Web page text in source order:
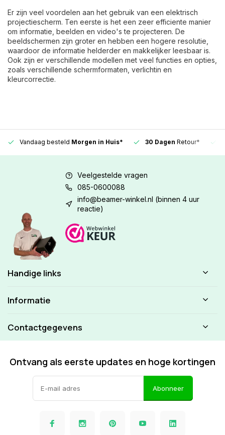
Er zijn veel voordelen aan het gebruik van een elektrisch
projectiescherm. Ten eerste is het een zeer efficiente manier
om informatie, beelden en video's te projecteren. De
beeldschermen zijn groter en hebben een hogere resolutie,
waardoor de informatie helderder en makkelijker leesbaar is.
Ook zijn er verschillende modellen met veel functies en opties,
zoals verschillende schermformaten, verlichtin en
kleurcorrectie.
Vandaag besteld Morgen in Huis* 30 Dagen Retour*
Veelgestelde vragen
085-0600088
info@beamer-winkel.nl (binnen 4 uur
reactie)
Handige links
Informatie
Contactgegevens
Ontvang als eerste updates en hoge kortingen
Abonneer